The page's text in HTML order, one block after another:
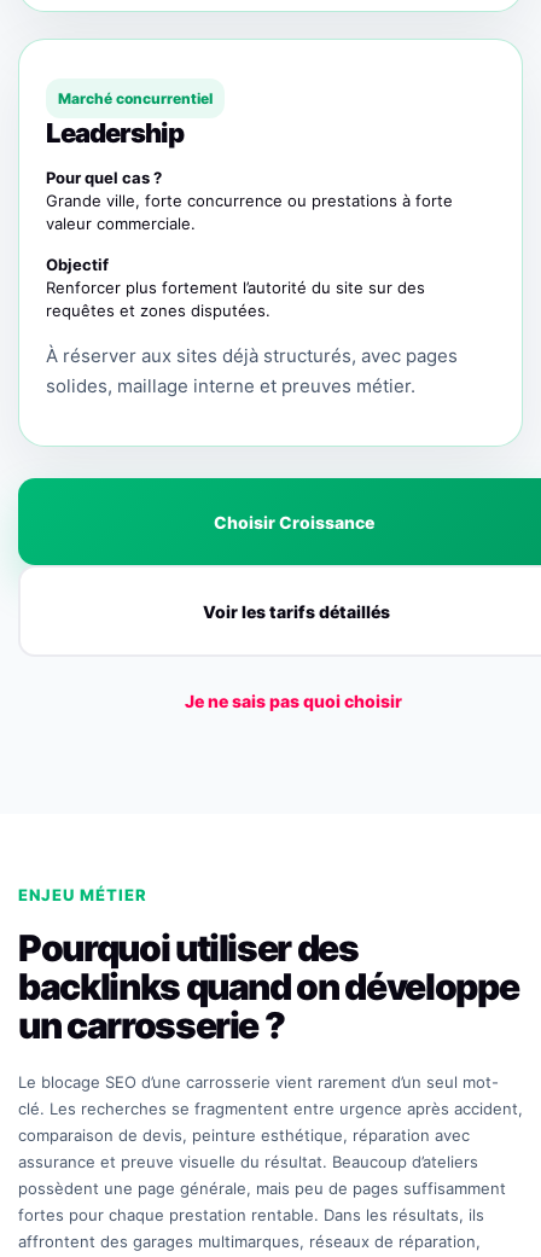
Marché concurrentiel
Leadership
Pour quel cas ?
Grande ville, forte concurrence ou prestations à forte
valeur commerciale.
Objectif
Renforcer plus fortement l’autorité du site sur des
requêtes et zones disputées.
À réserver aux sites déjà structurés, avec pages
solides, maillage interne et preuves métier.
Choisir Croissance
Voir les tarifs détaillés
Je ne sais pas quoi choisir
ENJEU MÉTIER
Pourquoi utiliser des
backlinks quand on développe
un carrosserie ?
Le blocage SEO d’une carrosserie vient rarement d’un seul mot-
clé. Les recherches se fragmentent entre urgence après accident,
comparaison de devis, peinture esthétique, réparation avec
assurance et preuve visuelle du résultat. Beaucoup d’ateliers
possèdent une page générale, mais peu de pages suffisamment
fortes pour chaque prestation rentable. Dans les résultats, ils
affrontent des garages multimarques, réseaux de réparation,